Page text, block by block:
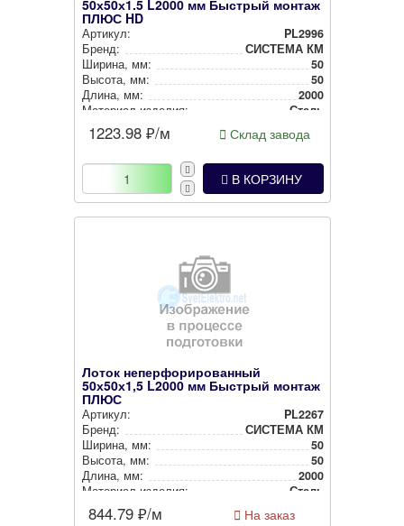
50х50х1.5 L2000 мм Быстрый монтаж
ПЛЮС HD
Артикул:
PL2996
Бренд:
СИСТЕМА КМ
Ширина, мм:
50
Высота, мм:
50
Длина, мм:
2000
Материал изделия:
Сталь
1223.98 ₽/м Склад завода
В КОРЗИНУ
Лоток неперфорированный
50х50х1,5 L2000 мм Быстрый монтаж
ПЛЮС
Артикул:
PL2267
Бренд:
СИСТЕМА КМ
Ширина, мм:
50
Высота, мм:
50
Длина, мм:
2000
Материал изделия:
Сталь
844.79 ₽/м На заказ